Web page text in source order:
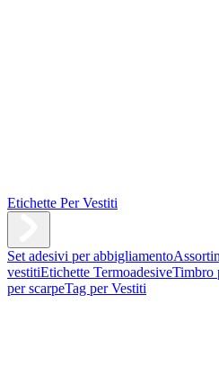
Etichette Per Vestiti
Set adesivi per abbigliamento
vestitiEtichette TermoadesiveTimbro
per scarpeTag per Vestiti